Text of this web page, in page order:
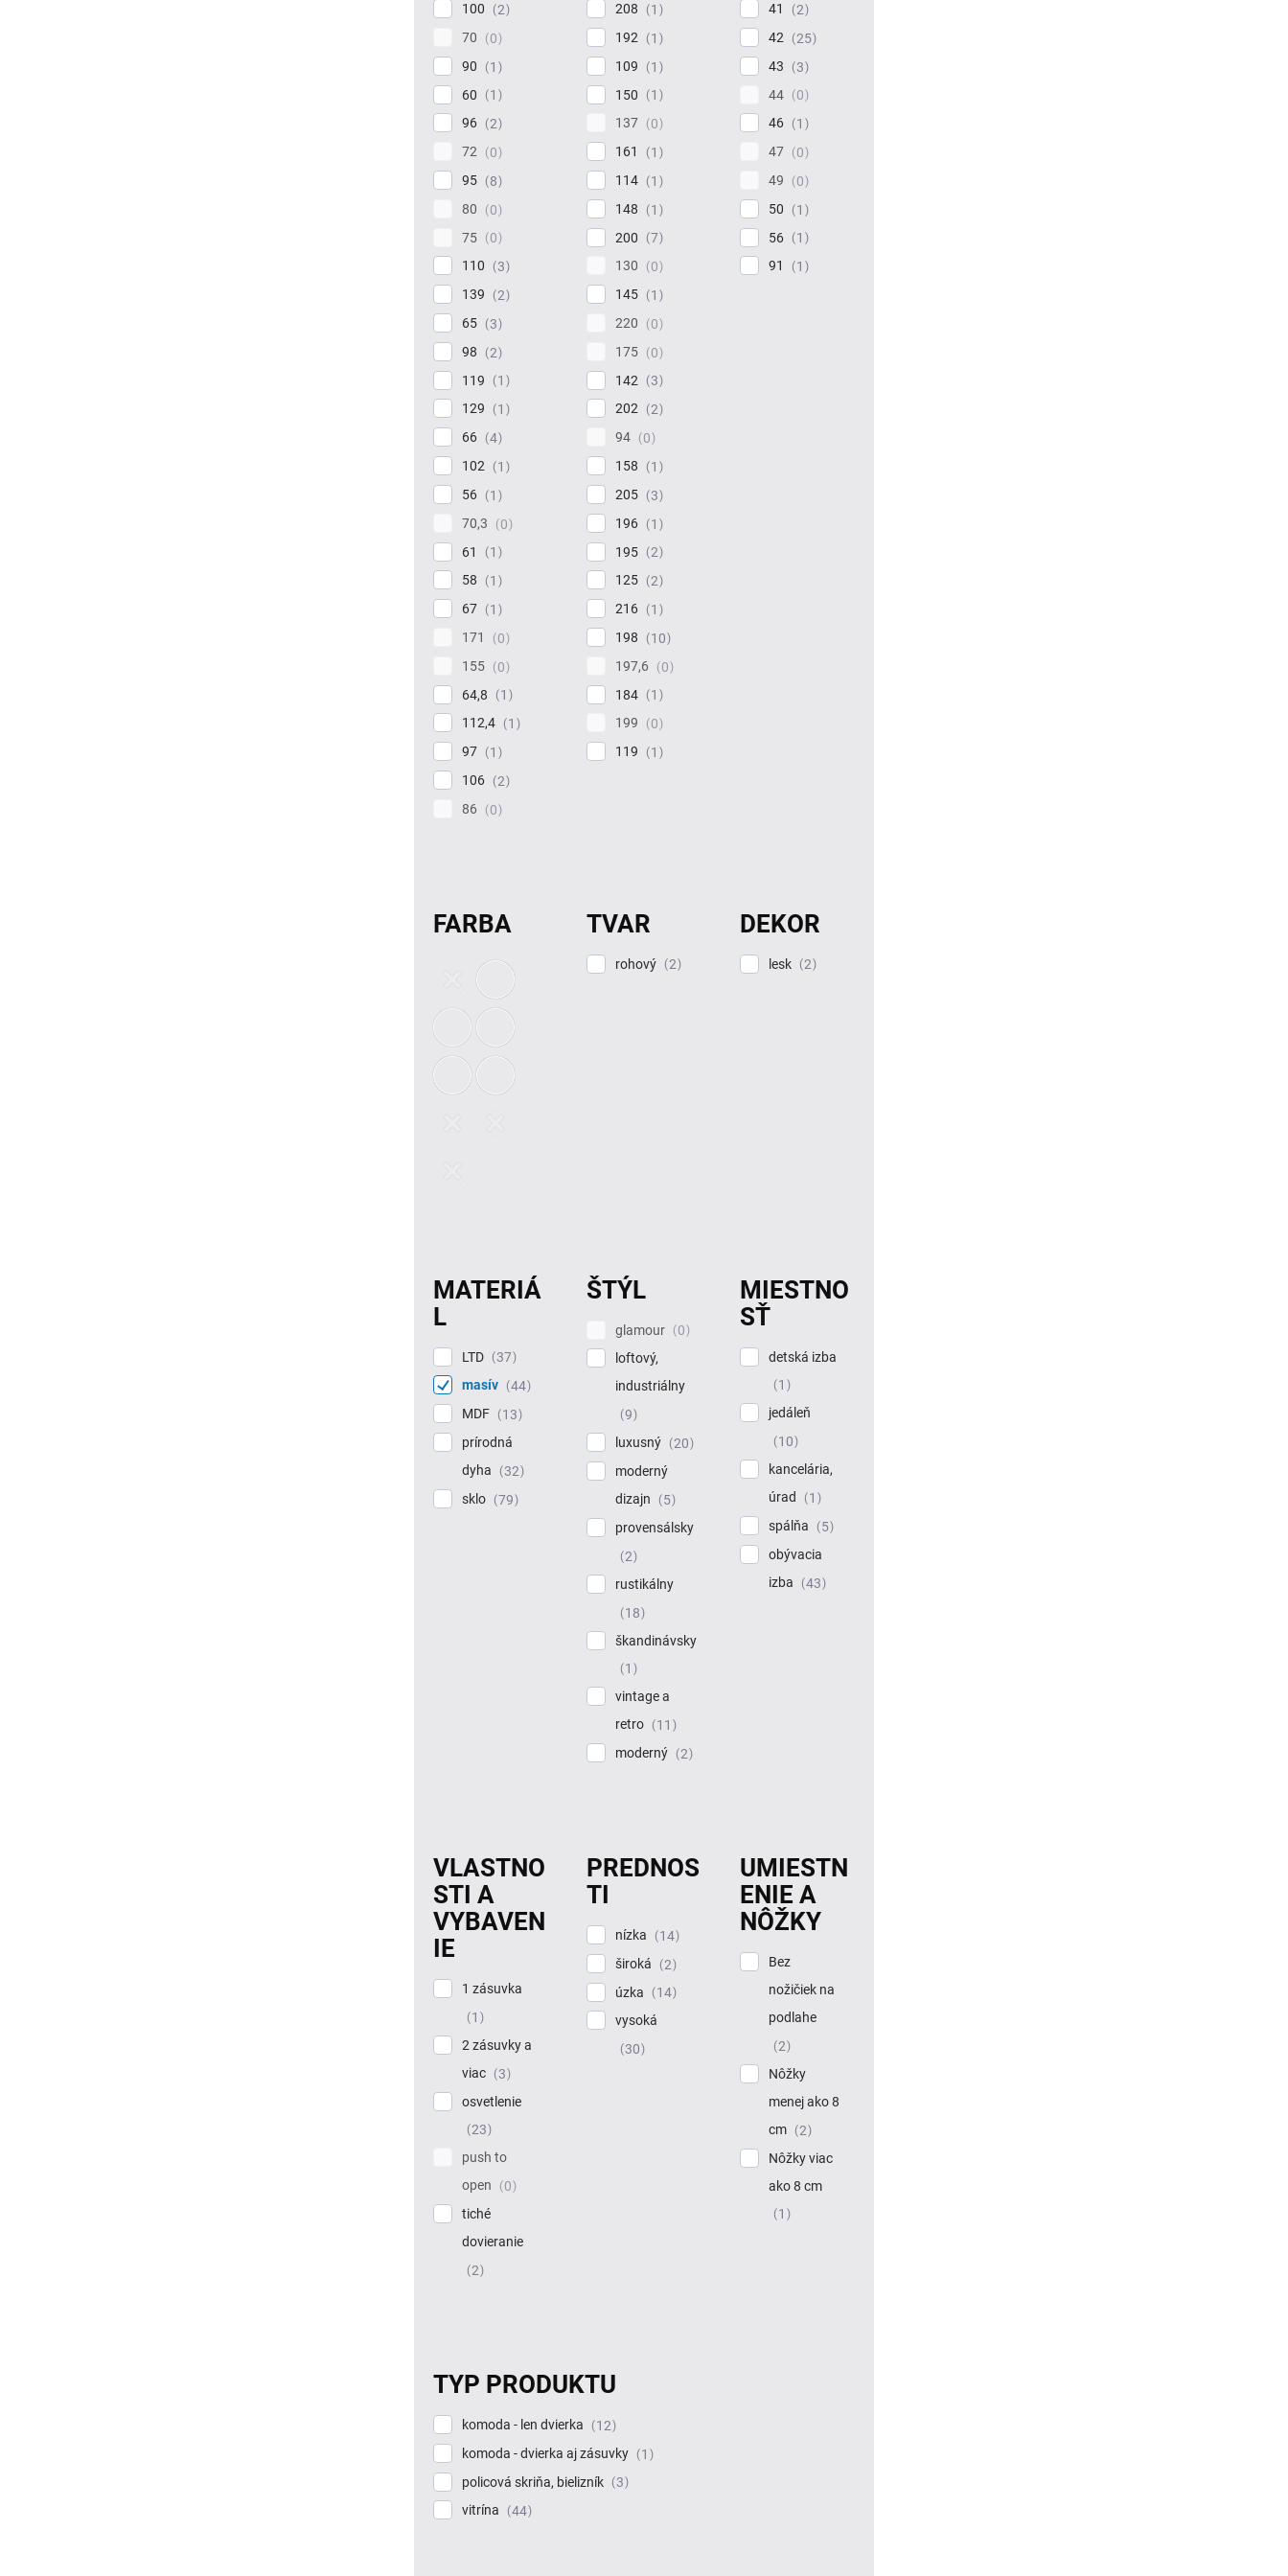
100
2
70
0
90
1
60
1
96
2
72
0
95
8
80
0
75
0
110
3
139
2
65
3
98
2
119
1
129
1
66
4
102
1
56
1
70,3
0
61
1
58
1
67
1
171
0
155
0
64,8
1
112,4
1
97
1
106
2
86
0
208
1
192
1
109
1
150
1
137
0
161
1
114
1
148
1
200
7
130
0
145
1
220
0
175
0
142
3
202
2
94
0
158
1
205
3
196
1
195
2
125
2
216
1
198
10
197,6
0
184
1
199
0
119
1
41
2
42
25
43
3
44
0
46
1
47
0
49
0
50
1
56
1
91
1
FARBA TVAR
rohový 2
DEKOR
lesk 2
MATERIÁ
L
LTD
37
masív
44
MDF
13
prírodná
dyha
32
sklo
79
ŠTÝL
glamour
0
loftový,
industriálny
9
luxusný
20
moderný
dizajn
5
provensálsky
2
rustikálny
18
škandinávsky
1
vintage a
retro
11
moderný
2
MIESTNO
SŤ
detská izba
1
jedáleň
10
kancelária,
úrad
1
spálňa
5
obývacia
izba
43
VLASTNO
STI A
VYBAVEN
IE
1 zásuvka
1
2 zásuvky a
viac
3
osvetlenie
23
push to
open
0
tiché
dovieranie
2
PREDNOS
TI
nízka
14
široká
2
úzka
14
vysoká
30
UMIESTN
ENIE A
NÔŽKY
Bez
nožičiek na
podlahe
2
Nôžky
menej ako 8
cm
2
Nôžky viac
ako 8 cm
1
TYP PRODUKTU
komoda - len dvierka
12
komoda - dvierka aj zásuvky
1
policová skriňa, bielizník
3
vitrína
44